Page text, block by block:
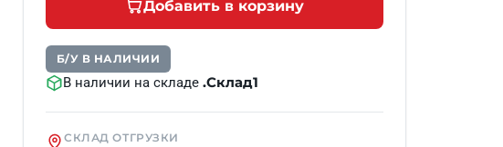
Добавить в корзину
Б/У В НАЛИЧИИ
В наличии на складе .Склад1
СКЛАД ОТГРУЗКИ